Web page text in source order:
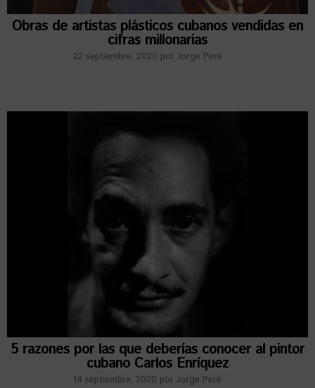
Obras de artistas plásticos cubanos vendidas en
cifras millonarias
22 septiembre, 2020 por Jorge Peré
5 razones por las que deberías conocer al pintor
cubano Carlos Enríquez
14 septiembre, 2020 por Jorge Peré